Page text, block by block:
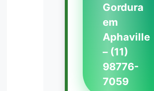
Gordura
em
Aphaville
– (11)
98776-
7059